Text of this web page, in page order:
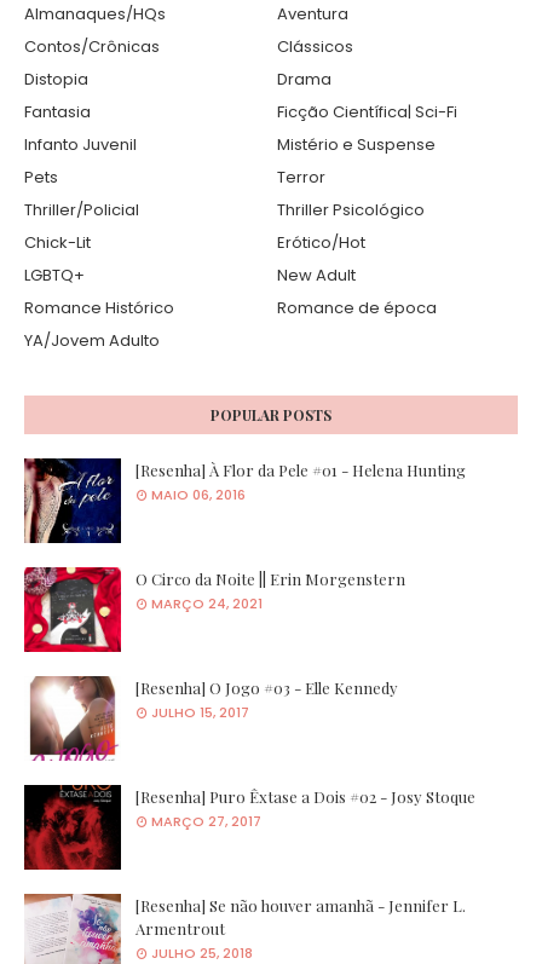
Almanaques/HQs
Aventura
Contos/Crônicas
Clássicos
Distopia
Drama
Fantasia
Ficção Científica| Sci-Fi
Infanto Juvenil
Mistério e Suspense
Pets
Terror
Thriller/Policial
Thriller Psicológico
Chick-Lit
Erótico/Hot
LGBTQ+
New Adult
Romance Histórico
Romance de época
YA/Jovem Adulto
POPULAR POSTS
[Resenha] À Flor da Pele #01 - Helena Hunting
MAIO 06, 2016
O Circo da Noite || Erin Morgenstern
MARÇO 24, 2021
[Resenha] O Jogo #03 - Elle Kennedy
JULHO 15, 2017
[Resenha] Puro Êxtase a Dois #02 - Josy Stoque
MARÇO 27, 2017
[Resenha] Se não houver amanhã - Jennifer L.
Armentrout
JULHO 25, 2018